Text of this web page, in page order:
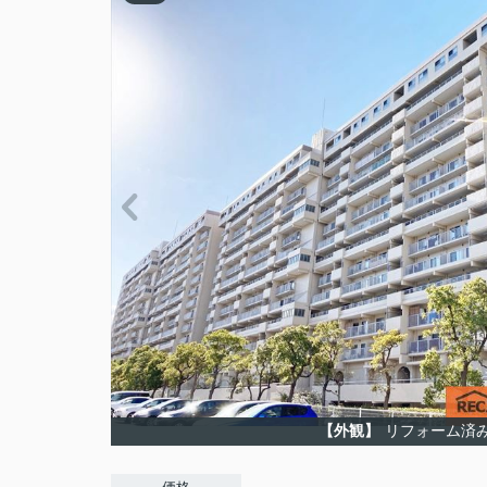
【外観】 リフォーム済